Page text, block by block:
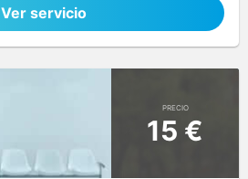
Ver servicio
PRECIO
15 €